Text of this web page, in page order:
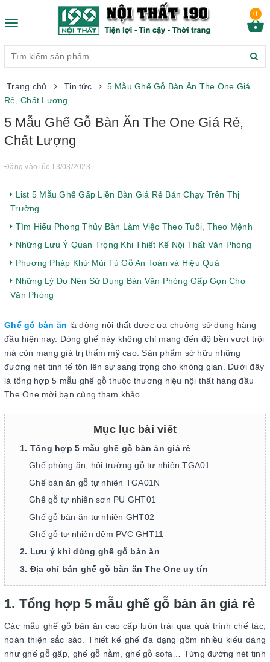
Toggle
0
Trang chủ Tin tức
5 Mẫu Ghế Gỗ Bàn Ăn The One Giá
Rẻ, Chất Lượng
5 Mẫu Ghế Gỗ Bàn Ăn The One Giá Rẻ,
Chất Lượng
Đăng vào lúc 13/03/2023
List 5 Mẫu Ghế Gấp Liền Bàn Giá Rẻ Bán Chạy Trên Thị
Trường
Tìm Hiểu Phong Thủy Bàn Làm Việc Theo Tuổi, Theo Mệnh
Những Lưu Ý Quan Trọng Khi Thiết Kế Nội Thất Văn Phòng
Phương Pháp Khử Mùi Tủ Gỗ An Toàn và Hiệu Quả
Những Lý Do Nên Sử Dụng Bàn Văn Phòng Gấp Gọn Cho
Văn Phòng
Ghế gỗ bàn ăn là dòng nội thất được ưa chuộng sử dụng hàng
đầu hiện nay. Dòng ghế này không chỉ mang đến độ bền vượt trội
mà còn mang giá trị thẩm mỹ cao. Sản phẩm sở hữu những
đường nét tinh tế tôn lên sự sang trọng cho không gian. Dưới đây
là tổng hợp 5 mẫu ghế gỗ thuộc thương hiệu nội thất hàng đầu
The One mời bạn cùng tham khảo.
Mục lục bài viết
1. Tổng hợp 5 mẫu ghế gỗ bàn ăn giá rẻ
Ghế phòng ăn, hội trường gỗ tự nhiên TGA01
Ghế bàn ăn gỗ tự nhiên TGA01N
Ghế gỗ tự nhiên sơn PU GHT01
Ghế gỗ bàn ăn tự nhiên GHT02
Ghế gỗ tự nhiên đệm PVC GHT11
2. Lưu ý khi dùng ghế gỗ bàn ăn
3. Địa chỉ bán ghế gỗ bàn ăn The One uy tín
1. Tổng hợp 5 mẫu ghế gỗ bàn ăn giá rẻ
Các mẫu ghế gỗ bàn ăn cao cấp luôn trải qua quá trình chế tác,
hoàn thiện sắc sảo. Thiết kế ghế đa dạng gồm nhiều kiểu dáng
như ghế gỗ gấp, ghế gỗ nằm, ghế gỗ sofa… Từng đường nét tinh